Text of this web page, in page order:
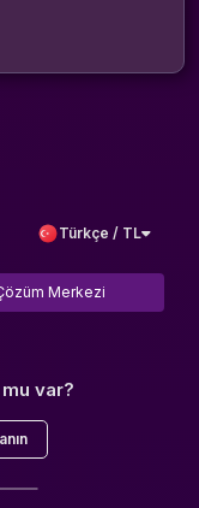
Türkçe / TL
Merkezi
mu var?